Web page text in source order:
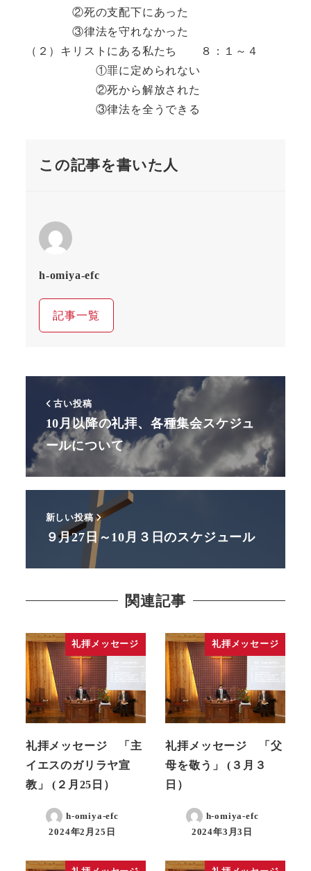
②死の支配下にあった
③律法を守れなかった
（２）キリストにある私たち ８：１～４
①罪に定められない
②死から解放された
③律法を全うできる
この記事を書いた人
h-omiya-efc
記事一覧
古い投稿
10月以降の礼拝、各種集会スケジュ
ールについて
新しい投稿
９月27日～10月３日のスケジュール
関連記事
礼拝メッセージ
礼拝メッセージ 「主
イエスのガリラヤ宣
教」 (２月25日）
h-omiya-efc
2024年2月25日
礼拝メッセージ
礼拝メッセージ 「父
母を敬う」 (３月３
日）
h-omiya-efc
2024年3月3日